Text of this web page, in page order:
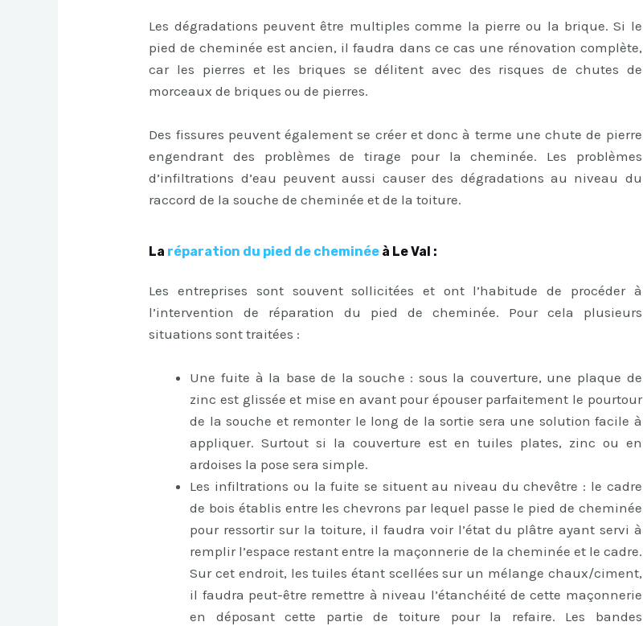
Les dégradations peuvent être multiples comme la pierre ou la brique. Si le
pied de cheminée est ancien, il faudra dans ce cas une rénovation complète,
car les pierres et les briques se délitent avec des risques de chutes de
morceaux de briques ou de pierres.
Des fissures peuvent également se créer et donc à terme une chute de pierre
engendrant des problèmes de tirage pour la cheminée. Les problèmes
d’infiltrations d’eau peuvent aussi causer des dégradations au niveau du
raccord de la souche de cheminée et de la toiture.
La réparation du pied de cheminée à Le Val :
Les entreprises sont souvent sollicitées et ont l’habitude de procéder à
l’intervention de réparation du pied de cheminée. Pour cela plusieurs
situations sont traitées :
Une fuite à la base de la souche : sous la couverture, une plaque de
zinc est glissée et mise en avant pour épouser parfaitement le pourtour
de la souche et remonter le long de la sortie sera une solution facile à
appliquer. Surtout si la couverture est en tuiles plates, zinc ou en
ardoises la pose sera simple.
Les infiltrations ou la fuite se situent au niveau du chevêtre : le cadre
de bois établis entre les chevrons par lequel passe le pied de cheminée
pour ressortir sur la toiture, il faudra voir l’état du plâtre ayant servi à
remplir l’espace restant entre la maçonnerie de la cheminée et le cadre.
Sur cet endroit, les tuiles étant scellées sur un mélange chaux/ciment,
il faudra peut-être remettre à niveau l’étanchéité de cette maçonnerie
en déposant cette partie de toiture pour la refaire. Les bandes